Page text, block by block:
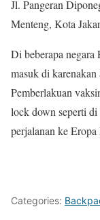
Jl. Pangeran
Menteng, Kota
Di beberapa
masuk di
Pemberlakuan
lock down seperti
perjalanan ke Eropa
Categories: